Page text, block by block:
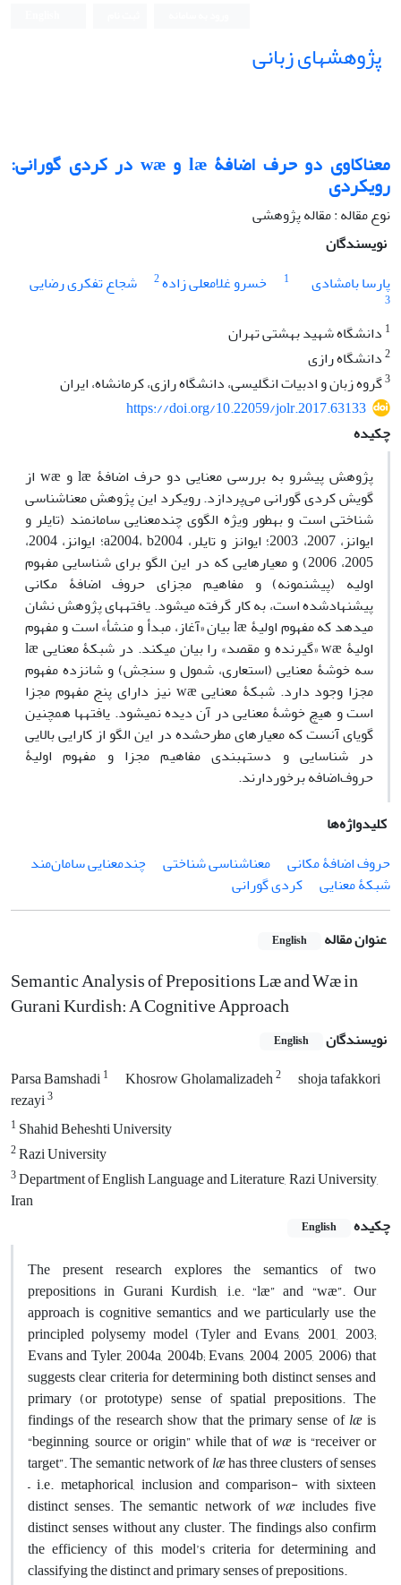
پژوهشهای زبانی
معناکاوی دو حرف اضافۀ læ و wæ در کردی گورانی:
رویکردی
نوع مقاله : مقاله پژوهشی
نویسندگان
پارسا بامشادی
1 خسرو غلامعلی زاده2 شجاع تفکری رضایی
3
1 دانشگاه شهید بهشتی تهران
2دانشگاه رازی
3گروه زبان و ادبیات انگلیسی، دانشگاه رازی، کرمانشاه، ایران
https://doi.org/10.22059/jolr.2017.63133
چکیده
پژوهش پیش­رو به بررسی معنایی دو حرف اضافۀ læ و wæ از
گویش کردی گورانی می‌پردازد. رویکرد این پژوهش معناشناسی
شناختی است و به­طور ویژه الگوی چندمعنایی سامان­مند (تایلر و
ایوانز، 2007، 2003؛ ایوانز و تایلر، a2004، b2004؛ ایوانز، 2004،
2005، 2006) و معیارهایی که در این الگو برای شناسایی مفهوم
اولیه (پیش­نمونه) و مفاهیم مجزای حروف اضافۀ مکانی
پیشنهادشده است، به کار گرفته می­شود. یافته­های پژوهش نشان
می­دهد که مفهوم اولیۀ læ بیان «آغاز، مبدأ و منشأ» است و مفهوم
اولیۀ wæ «گیرنده و مقصد» را بیان می­کند. در شبکۀ معنایی læ
سه خوشۀ معنایی (استعاری، شمول و سنجش) و شانزده مفهوم
مجزا وجود دارد. شبکۀ معنایی wæ نیز دارای پنج مفهوم مجزا
است و هیچ خوشۀ معنایی در آن دیده نمی­شود. یافته­ها همچنین
گویای آنست که معیارهای مطرح­شده در این الگو از کارایی بالایی
در شناسایی و دسته­بندی مفاهیم مجزا و مفهوم اولیۀ
حروف‌اضافه برخوردارند.
کلیدواژه‌ها
حروف اضافۀ مکانی
معناشناسی شناختی
چندمعنایی سامان‌مند
شبکۀ معنایی
کردی گورانی
عنوان مقاله English
Semantic Analysis of Prepositions Læ and Wæ in
Gurani Kurdish: A Cognitive Approach
نویسندگان English
Parsa Bamshadi1 Khosrow Gholamalizadeh2
shoja tafakkori
rezayi3
1 Shahid Beheshti University
2Razi University
3Department of English Language and Literature, Razi University,
Iran
چکیده
English
The present research explores the semantics of two
prepositions in Gurani Kurdish, i.e. “læ” and “wæ”. Our
approach is cognitive semantics and we particularly use the
principled polysemy model (Tyler and Evans, 2001, 2003;
Evans and Tyler, 2004a, 2004b; Evans, 2004, 2005, 2006) that
suggests clear criteria for determining both distinct senses and
primary (or prototype) sense of spatial prepositions. The
findings of the research show that the primary sense oflæis
“beginning, source or origin” while that ofwæ is “receiver or
target”. The semantic network oflæhas three clusters of senses
– i.e. metaphorical, inclusion and comparison- with sixteen
distinct senses. The semantic network of wæincludes five
distinct senses without any cluster. The findings also confirm
the efficiency of this model’s criteria for determining and
classifying the distinct and primary senses of prepositions.